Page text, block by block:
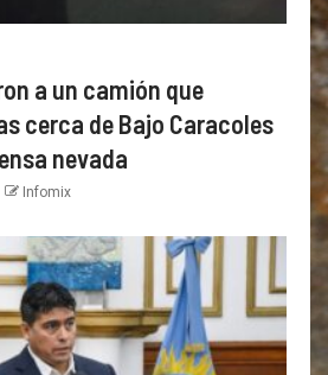
a un camión que
cerca de Bajo Caracoles
nevada
Infomix